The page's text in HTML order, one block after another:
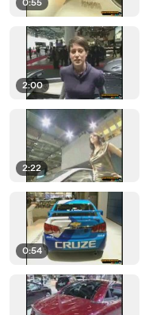
0:55
2:00
2:22
0:54